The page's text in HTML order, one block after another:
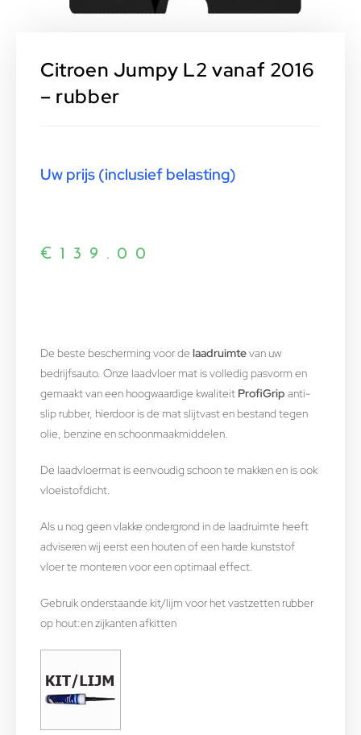
Citroen Jumpy L2 vanaf 2016
– rubber
Uw prijs (inclusief belasting)
€ 139.00
De beste bescherming voor de laadruimtevan uw
bedrijfsauto. Onze laadvloer mat is volledig pasvorm en
gemaakt van een hoogwaardige kwaliteit ProfiGrip anti-
slip rubber, hierdoor is de mat slijtvast en bestand tegen
olie, benzine en schoonmaakmiddelen.
De laadvloermat is eenvoudig schoon te makken en is ook
vloeistofdicht.
Als u nog geen vlakke ondergrond in de laadruimte heeft
adviseren wij eerst een houten of een harde kunststof
vloer te monteren voor een optimaal effect.
Gebruik onderstaande kit/lijm voor het vastzetten rubber
op hout:en zijkanten afkitten